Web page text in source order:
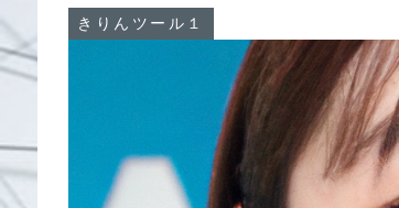
きりんツール１